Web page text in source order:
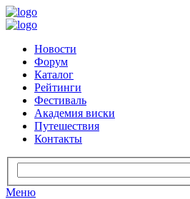
Новости
Форум
Каталог
Рейтинги
Фестиваль
Академия виски
Путешествия
Контакты
Меню